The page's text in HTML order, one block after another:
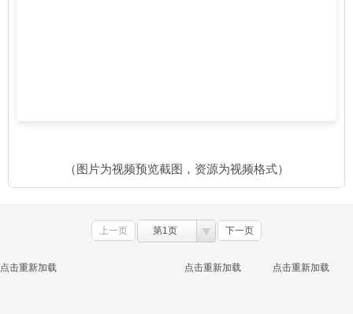
（图片为视频预览截图，资源为视频格式）
上一页 第1页 下一页
点击重新加载 点击重新加载 点击重新加载